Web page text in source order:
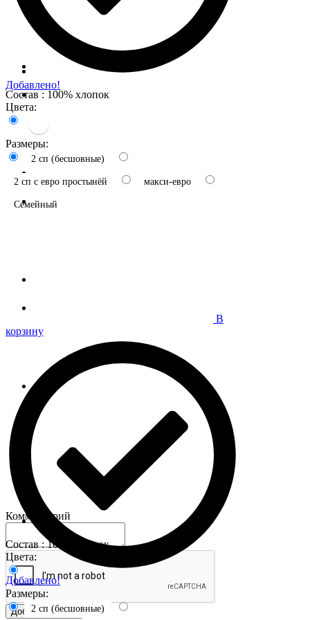
Добавлено!
Состав : 100% хлопок
Цвета:
Размеры:
2 сп (бесшовные)
2 сп с евро простынёй макси-евро
Семейный
В
корзину
Добавлено!
Состав : 100% хлопок
Цвета:
Размеры:
2 сп (бесшовные)
Комментарий
Добавить отзыв